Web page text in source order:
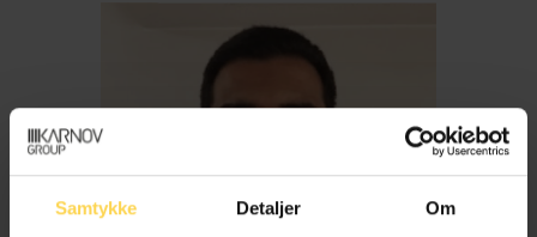
Samtykke Detaljer Om